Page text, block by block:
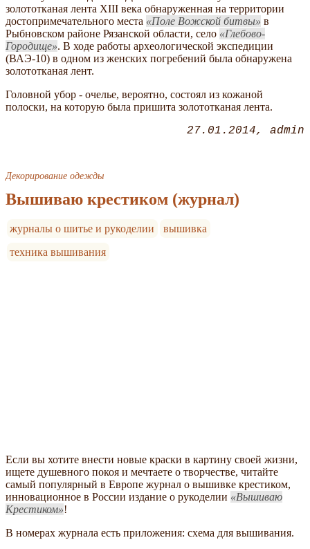
золототканая лента XIII века обнаруженная на территории
достопримечательного места
Поле Вожской битвы
в
Рыбновском районе Рязанской области, село
Глебово-
Городище . В ходе работы археологической экспедиции
(ВАЭ-10) в одном из женских погребений была обнаружена
золототканая лент.
Головной убор - очелье, вероятно, состоял из кожаной
полоски, на которую была пришита золототканая лента.
27.01.2014 admin
Декорирование одежды
Вышиваю крестиком (журнал)
журналы о шитье и рукоделии
вышивка
техника вышивания
Если вы хотите внести новые краски в картину своей жизни,
ищете душевного покоя и мечтаете о творчестве, читайте
самый популярный в Европе журнал о вышивке крестиком,
инновационное в России издание о рукоделии
Вышиваю
Крестиком !
В номерах журнала есть приложения: схема для вышивания.